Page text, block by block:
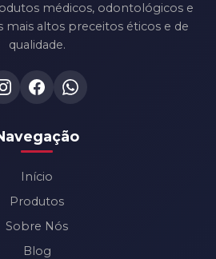
médicos, odontológicos e
mais altos preceitos éticos e de
qualidade.
Início
Produtos
Sobre Nós
Blog